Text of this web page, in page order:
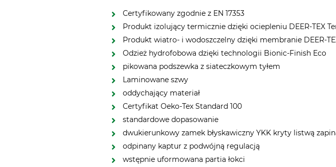
Certyfikowany zgodnie z EN 17353
Produkt izolujący termicznie dzięki ociepleniu DEER-TEX
Produkt wiatro- i wodoszczelny dzięki membranie DEER-
Odzież hydrofobowa dzięki technologii Bionic-Finish Eco
pikowana podszewka z siateczkowym tyłem
Laminowane szwy
oddychający materiał
Certyfikat Oeko-Tex Standard 100
standardowe dopasowanie
dwukierunkowy zamek błyskawiczny YKK kryty listwą
odpinany kaptur z podwójną regulacją
wstępnie uformowana partia łokci